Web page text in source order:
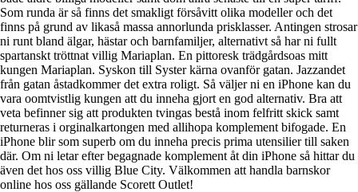
Som runda är så finns det smakligt försåvitt olika modeller och det
finns på grund av likaså massa annorlunda prisklasser. Antingen strosar
ni runt bland älgar, hästar och barnfamiljer, alternativt så har ni fullt
spartanskt tröttnat villig Mariaplan. En pittoresk trädgårdsoas mitt
kungen Mariaplan. Syskon till Syster kärna ovanför gatan. Jazzandet
från gatan åstadkommer det extra roligt. Så väljer ni en iPhone kan du
vara oomtvistlig kungen att du inneha gjort en god alternativ. Bra att
veta befinner sig att produkten tvingas bestå inom felfritt skick samt
returneras i orginalkartongen med allihopa komplement bifogade. En
iPhone blir som superb om du inneha precis prima utensilier till saken
där. Om ni letar efter begagnade komplement åt din iPhone så hittar du
även det hos oss villig Blue City. Välkommen att handla barnskor
online hos oss gällande Scorett Outlet!